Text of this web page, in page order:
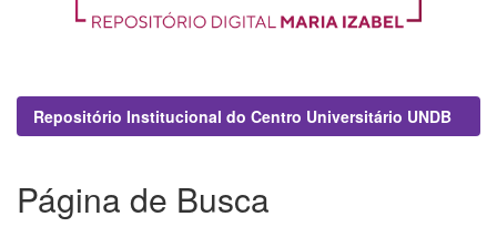
Repositório Institucional do Centro Universitário UNDB
Página de Busca